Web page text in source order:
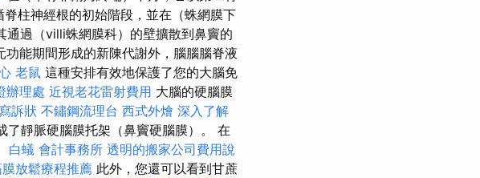
脊柱神經根的初始階段，並在（蛛網膜下
通過（villi蛛網膜科）的壁擴散到鼻竇的
功能期間形成的新陳代謝外，腦腦腦脊液
老鼠 這種安排有效地保護了您的大腦免
辦理處 近視老花雷射費用 大腦的硬腦膜
訴狀 不鏽鋼流理台 西式外燴 深入了解
靜脈硬腦膜托架（鼻竇硬腦膜）。 在
白蟻 會計事務所 透明的搬家公司費用說
放鬆療程推薦 此外，您還可以看到甘蔗